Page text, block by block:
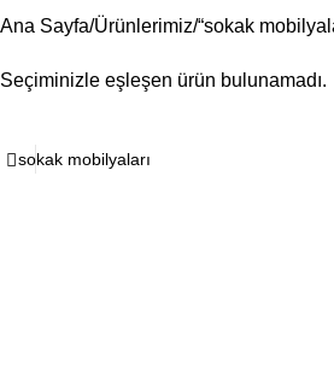
Ana Sayfa Ürünlerimiz “sokak
Seçiminizle eşleşen ürün bulunamadı.